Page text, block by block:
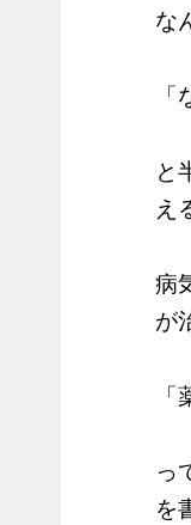
な
と
え
病
が
っ
を